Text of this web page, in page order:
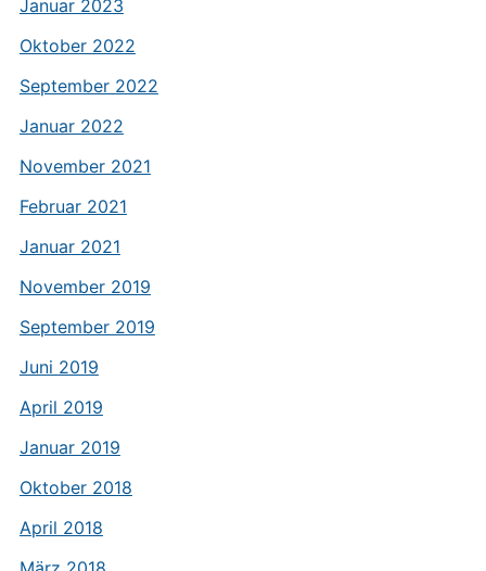
Januar 2023
Oktober 2022
September 2022
Januar 2022
November 2021
Februar 2021
Januar 2021
November 2019
September 2019
Juni 2019
April 2019
Januar 2019
Oktober 2018
April 2018